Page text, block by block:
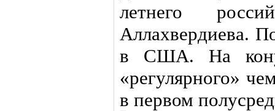
летнего
Аллахвердиева.
в США. На кону
«регулярного»
в первом